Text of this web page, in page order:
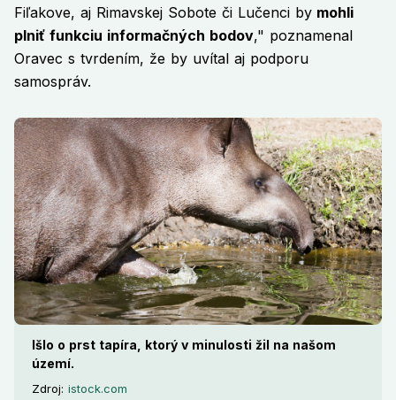
Fiľakove, aj Rimavskej Sobote či Lučenci by mohli
plniť funkciu informačných bodov," poznamenal
Oravec s tvrdením, že by uvítal aj podporu
samospráv.
Išlo o prst tapíra, ktorý v minulosti žil na našom
území.
Zdroj: istock.com